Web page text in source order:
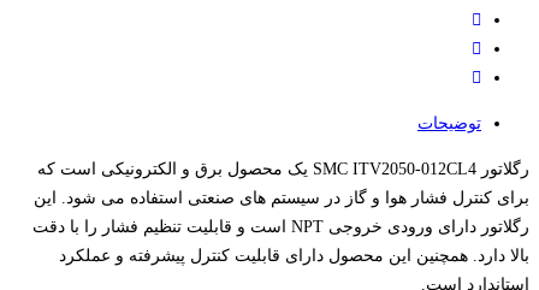
توضیحات
رگلاتور SMC ITV2050-012CL4 یک محصول برق و الکترونیکی است که
برای کنترل فشار هوا و گاز در سیستم های صنعتی استفاده می شود. این
رگلاتور دارای ورودی خروجی NPT است و قابلیت تنظیم فشار را با دقت
بالا دارد. همچنین این محصول دارای قابلیت کنترل پیشرفته و عملکرد
استاندارد است.